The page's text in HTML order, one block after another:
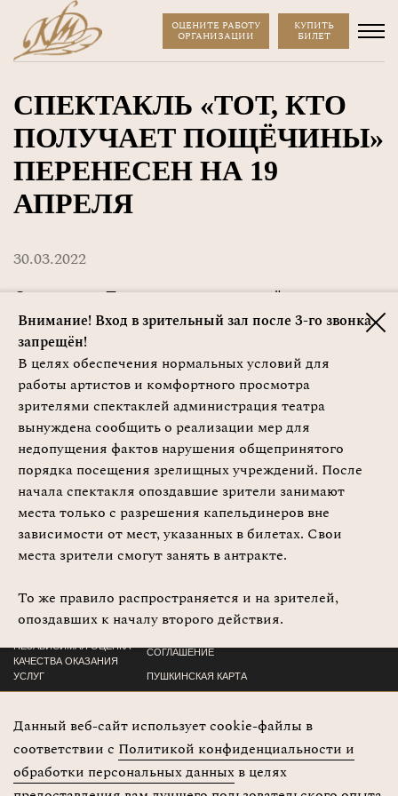
ОЦЕНИТЕ РАБОТУ
ОРГАНИЗАЦИИ
КУПИТЬ
БИЛЕТ
СПЕКТАКЛЬ «ТОТ, КТО
ПОЛУЧАЕТ ПОЩЁЧИНЫ»
ПЕРЕНЕСЕН НА 19
АПРЕЛЯ
30.03.2022
Спектакль «Тот, кто получает пощёчины»
перенесен на 19 апреля. Приносим свои
извинения за доставленные неудобства.
НОВОСТИ
СМИ
НЕЗАВИСИМАЯ ОЦЕНКА
КАЧЕСТВА ОКАЗАНИЯ
УСЛУГ
ПОЛИТИКА
КОНФИДЕНЦИАЛЬНОСТИ
СОГЛАШЕНИЕ
ПУШКИНСКАЯ КАРТА
+7 (4712) 70 - 30 - 79
2026 ©
Все права
305000,
Россия, г. Курск,
Данный веб-сайт использует cookie-файлы в
соответствии с Политикой конфиденциальности и
обработки персональных данныхв целях
Внимание! Вход в зрительный зал после 3-го звонка
запрещён!
В целях обеспечения нормальных условий для
работы артистов и комфортного просмотра
зрителями спектаклей администрация театра
вынуждена сообщить о реализации мер для
недопущения фактов нарушения общепринятого
порядка посещения зрелищных учреждений. После
начала спектакля опоздавшие зрители занимают
места только с разрешения капельдинеров вне
зависимости от мест, указанных в билетах. Свои
места зрители смогут занять в антракте.
То же правило распространяется и на зрителей,
опоздавших к началу второго действия.